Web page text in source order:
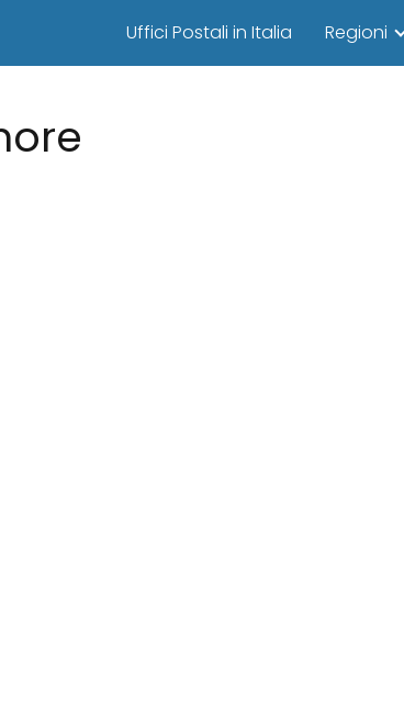
Uffici Postali in Italia Regioni